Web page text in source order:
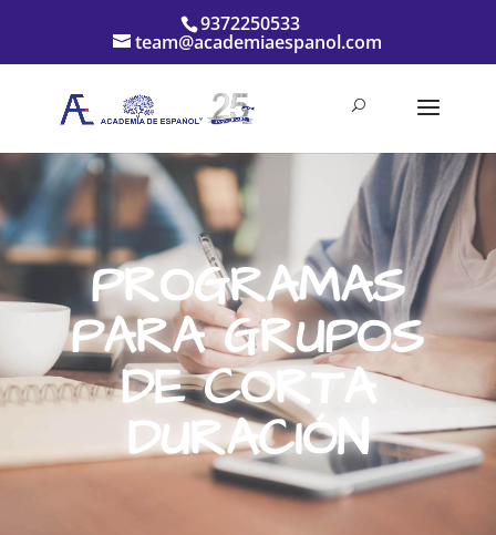
9372250533
team@academiaespanol.com
PROGRAMAS
PARA GRUPOS
DE CORTA
DURACIÓN